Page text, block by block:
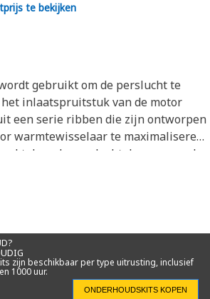
te bekijken
gebruikt om de perslucht te
het inlaatspruitstuk van de motor
een serie ribben die zijn ontworpen
warmtewisselaar te maximaliseren.
door de perslucht door een reeks
dit koelproces helpt de temperatuur
te verpakken.
verbetert de
en verbetert de motorprestaties
van lagere
zijn beschikbaar per type uitrusting, inclusief
1000 uur.
ONDERHOUDSKITS KOPEN